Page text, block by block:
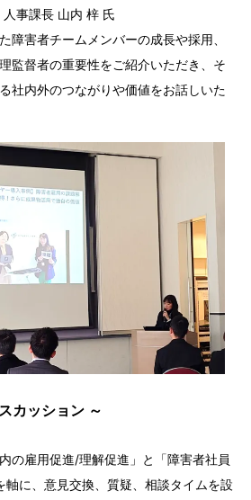
事課長 山内 梓 氏
障害者チームメンバーの成長や採用、
監督者の重要性をご紹介いただき、そ
社内外のつながりや価値をお話しいた
カッション ～
の雇用促進/理解促進」と「障害者社員
軸に、意見交換、質疑、相談タイムを設